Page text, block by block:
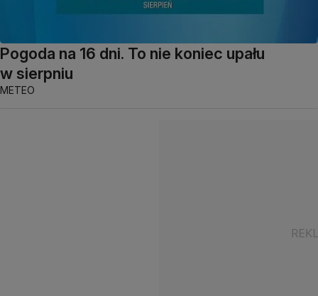
Pogoda na 16 dni. To nie koniec upału
w sierpniu
METEO